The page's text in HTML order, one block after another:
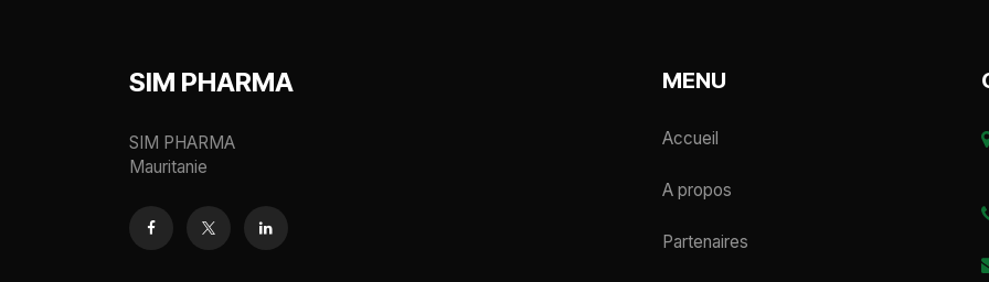
SIM PHARMA
SIM PHARMA
Mauritanie
MENU
Accueil
A propos
Partenaires